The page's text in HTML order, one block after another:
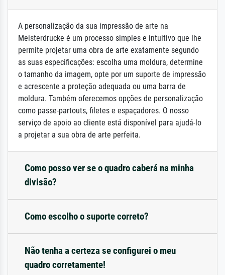
A personalização da sua impressão de arte na
Meisterdrucke é um processo simples e intuitivo que lhe
permite projetar uma obra de arte exatamente segundo
as suas especificações: escolha uma moldura, determine
o tamanho da imagem, opte por um suporte de impressão
e acrescente a proteção adequada ou uma barra de
moldura. Também oferecemos opções de personalização
como passe-partouts, filetes e espaçadores. O nosso
serviço de apoio ao cliente está disponível para ajudá-lo
a projetar a sua obra de arte perfeita.
Como posso ver se o quadro caberá na minha
divisão?
Como escolho o suporte correto?
Não tenha a certeza se configurei o meu
quadro corretamente!